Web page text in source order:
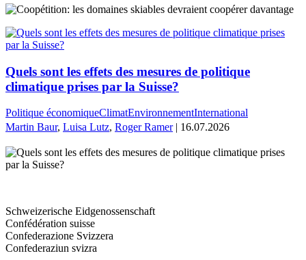
Quels sont les effets des mesures de politique
climatique prises par la Suisse?
Politique économiqueClimatEnvironnementInternational
Martin Baur, Luisa Lutz, Roger Ramer| 16.07.2026
Schweizerische Eidgenossenschaft
Confédération suisse
Confederazione Svizzera
Confederaziun svizra